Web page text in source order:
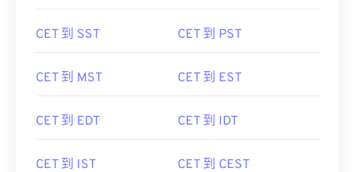
CET 到 SST CET 到 PST
CET 到 MST CET 到 EST
CET 到 EDT CET 到 IDT
CET 到 IST CET 到 CEST